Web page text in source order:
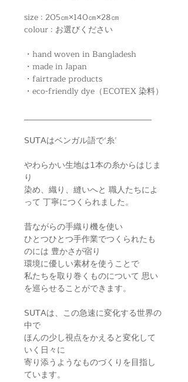
size : 205㎝×140㎝×28㎝
colour : お選びください
・hand woven in Bangladesh
・made in Japan
・fairtrade products
・eco-friendly dye（ECOTEX 染料）
𝖲𝖴𝖳𝖠はベンガル語で‘糸’
やわらかい生地は𝟣本の糸からはじま
り
染め、織り、縫いへと 職人たちによ
って 丁寧につくられました。 ⁡
昔ながらの手織り機を使い
ひとつひとつ手作業でつくられたも
のには 豊かさが宿り
環境に優しい素材を使うことで
私たちを取り巻くものについて 思い
を巡らせることができます。 ⁡
𝖲𝖴𝖳𝖠は、この急速に変化する世界の
中で
ほんの少し視点をかえると変化して
いく日々に
寄り添うようなものづくりを目指し
ています。